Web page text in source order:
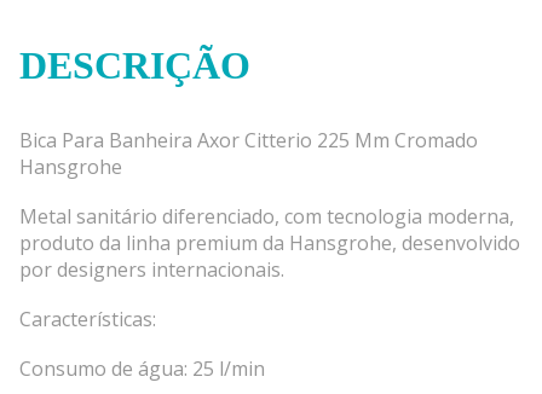
DESCRIÇÃO
Bica Para Banheira Axor Citterio 225 Mm Cromado
Hansgrohe
Metal sanitário diferenciado, com tecnologia moderna,
produto da linha premium da Hansgrohe, desenvolvido
por designers internacionais.
Características:
Consumo de água: 25 l/min